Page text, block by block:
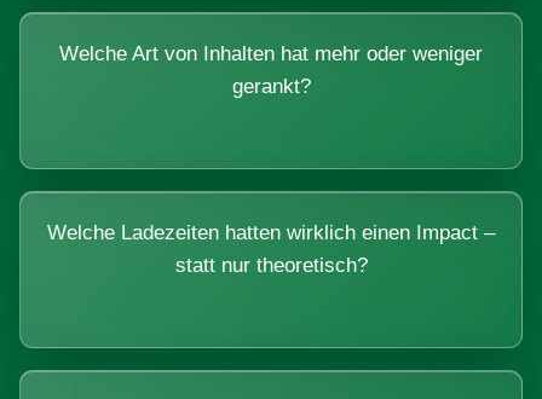
Welche Art von Inhalten hat mehr oder weniger
gerankt?
Welche Ladezeiten hatten wirklich einen Impact –
statt nur theoretisch?